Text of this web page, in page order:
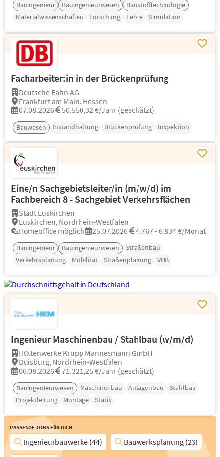
Bauingenieur Bauingenieurwesen
Baustofftechnologie
Materialwissenschaften
Forschung Lehre Simulation
Facharbeiter:in in der Brückenprüfung
Deutsche Bahn AG
Frankfurt am Main, Hessen
07.08.2026
50.550,32 €/Jahr (geschätzt)
Bauwesen Instandhaltung Brückenprüfung Inspektion
Eine/n Sachgebietsleiter/in (m/w/d) im
Fachbereich 8 - Sachgebiet Verkehrsflächen
Stadt Euskirchen
Euskirchen, Nordrhein-Westfalen
Homeoffice möglich
25.07.2026 4.767 - 6.834 €/Monat
Bauingenieur Bauingenieurwesen
Straßenbau
Verkehrsplanung
Mobilität Straßenplanung VOB
Ingenieur Maschinenbau / Stahlbau (w/m/d)
Hüttenwerke Krupp Mannesmann GmbH
Duisburg, Nordrhein-Westfalen
06.08.2026
71.321,25 €/Jahr (geschätzt)
Bauingenieurwesen Maschinenbau Anlagenbau
Stahlbau
Projektleitung
Montage Statik
Passende Jobs für Dich
Ingenieurbauwerke (44)
Bauwerksplanung (23)